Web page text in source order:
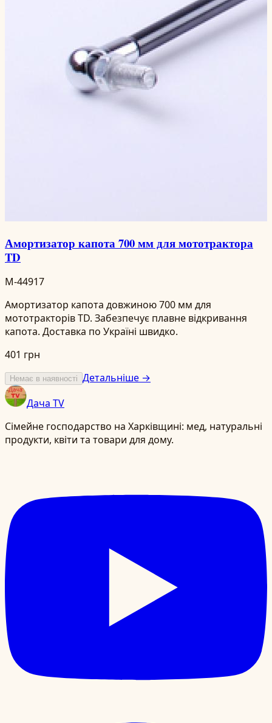
Амортизатор капота 700 мм для мототрактора
TD
M-44917
Амортизатор капота довжиною 700 мм для
мототракторів TD. Забезпечує плавне відкривання
капота. Доставка по Україні швидко.
401 грн
Немає в наявності Детальніше →
Дача TV
Сімейне господарство на Харківщині: мед, натуральні
продукти, квіти та товари для дому.